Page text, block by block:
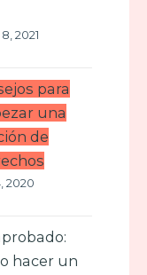
2021
para
una
de
2020
hacer un